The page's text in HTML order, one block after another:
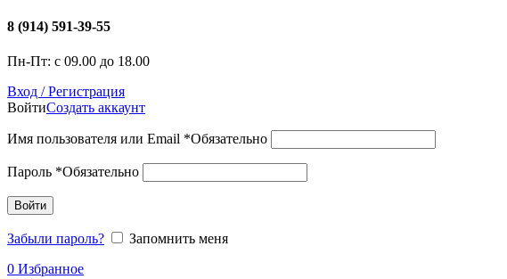
8 (914) 591-39-55
Пн-Пт: с 09.00 до 18.00
Вход / Регистрация
ВойтиСоздать аккаунт
Имя пользователя или Email *Обязательно
Пароль *Обязательно
Войти
Забыли пароль?
Запомнить меня
0 Избранное